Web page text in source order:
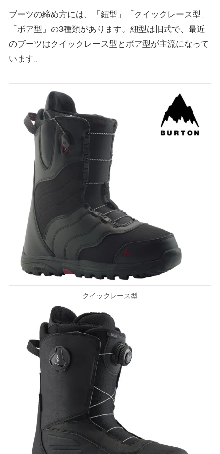
ブーツの締め方には、「紐型」「クイックレース型」
「ボア型」の3種類があります。紐型は旧式で、最近
のブーツはクイックレース型とボア型が主流になって
います。
クイックレース型